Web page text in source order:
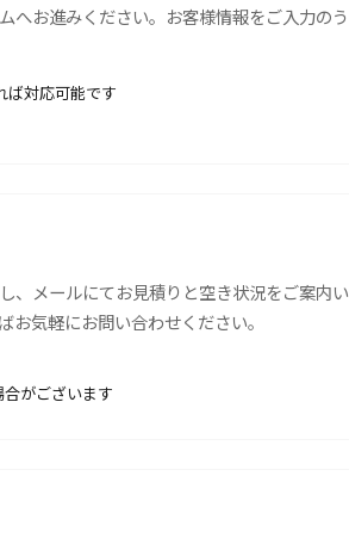
へお進みください。お客様情報をご入力のう
ば対応可能です
、メールにてお見積りと空き状況をご案内い
気軽にお問い合わせください。
がございます